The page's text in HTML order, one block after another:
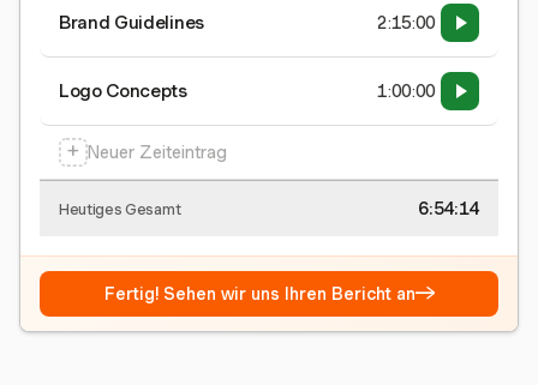
Brand Guidelines 2:15:00
Logo Concepts 1:00:00
+ Neuer Zeiteintrag
Heutiges Gesamt 6:54:15
Fertig! Sehen wir uns Ihren Bericht an→